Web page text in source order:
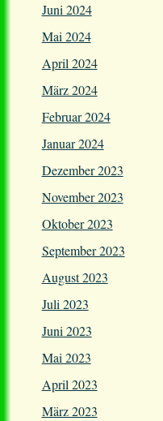
Juni 2024
Mai 2024
April 2024
März 2024
Februar 2024
Januar 2024
Dezember 2023
November 2023
Oktober 2023
September 2023
August 2023
Juli 2023
Juni 2023
Mai 2023
April 2023
März 2023